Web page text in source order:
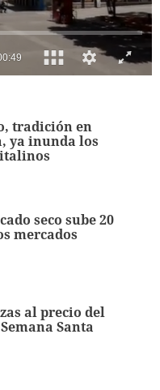
tradición en
ya inunda los
seco sube 20
mercados
al precio del
Santa